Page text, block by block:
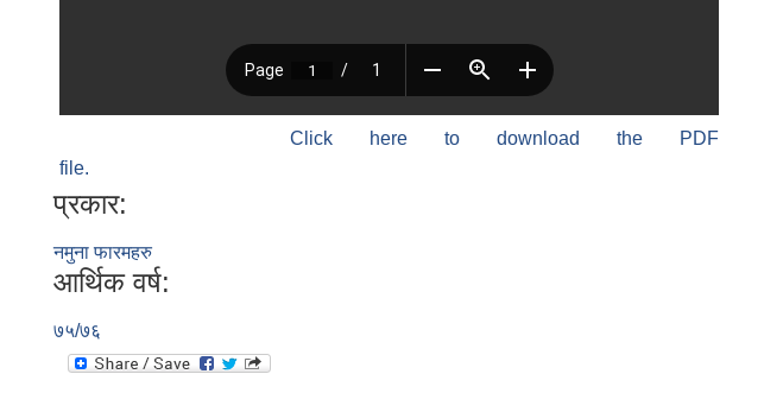
Click here to download the PDF
file.
प्रकार:
नमुना फारमहरु
आर्थिक वर्ष:
७५/७६